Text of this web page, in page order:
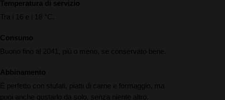
Temperatura di servizio
Tra i 16 e i 18 °C.
Consumo
Buono fino al 2041, più o meno, se conservato bene.
Abbinamento
È perfetto con stufati, piatti di carne e formaggio, ma
puoi anche gustarlo da solo, senza niente altro.